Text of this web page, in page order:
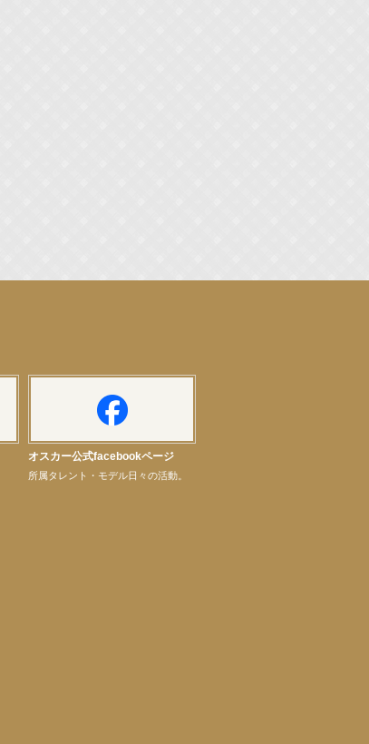
オスカー公式facebookページ
所属タレント・モデル日々の活動。